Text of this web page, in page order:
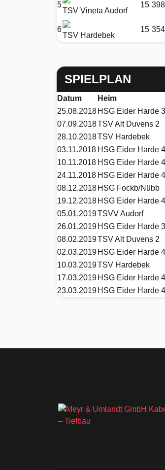
5
TSV Vineta Audorf
15
6
TSV Hardebek
15
SPIELPLAN
Datum Heim
25.08.2018 HSG Eider Harde 3
07.09.2018TSV Alt Duvens 2
28.10.2018TSV Hardebek
03.11.2018 HSG Eider Harde 4
10.11.2018 HSG Eider Harde 4
24.11.2018 HSG Eider Harde 4
08.12.2018 HSG Fockb/Nübb
19.12.2018 HSG Eider Harde 4
05.01.2019TSVV Audorf
26.01.2019 HSG Eider Harde 3
08.02.2019TSV Alt Duvens 2
02.03.2019 HSG Eider Harde 4
10.03.2019TSV Hardebek
17.03.2019 HSG Eider Harde 4
23.03.2019 HSG Eider Harde 4